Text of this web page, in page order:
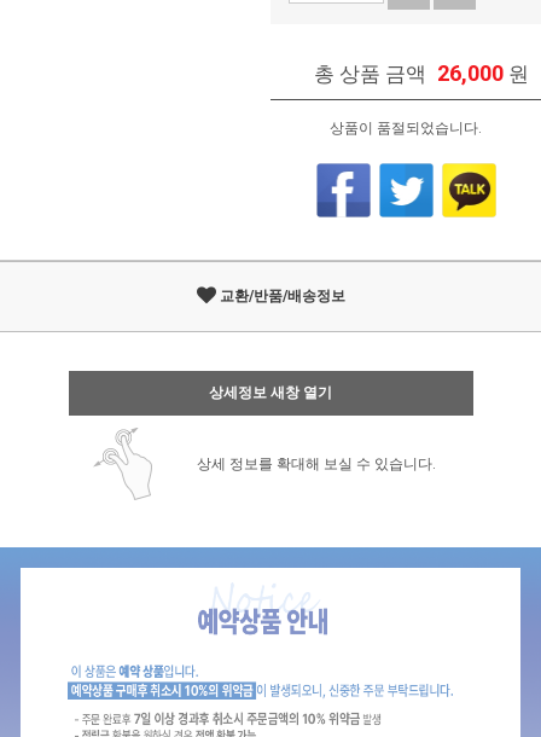
총 상품 금액 26,000 원
상품이 품절되었습니다.
교환/반품/배송정보
상세정보 새창 열기
상세 정보를 확대해 보실 수 있습니다.